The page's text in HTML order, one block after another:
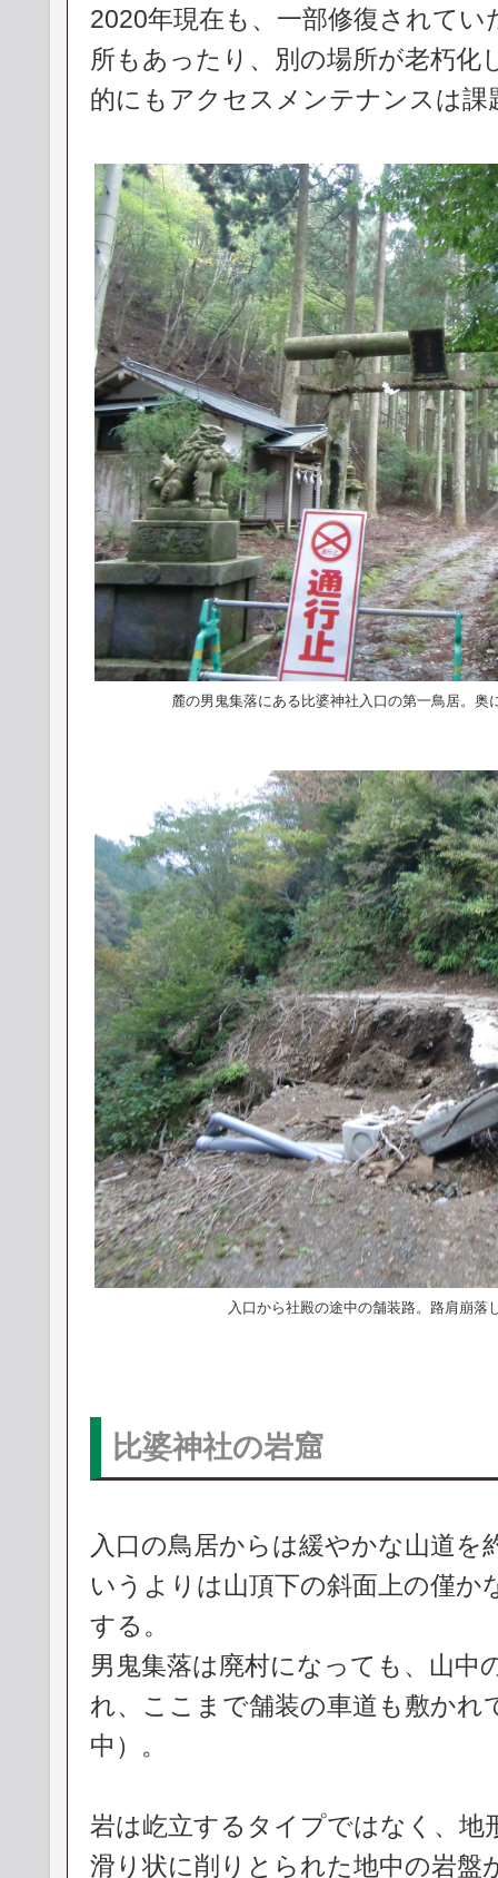
2020年現在も、一部修復されて
所もあったり、別の場所が老朽化
的にもアクセスメンテナンスは
麓の男鬼集落にある比婆神社入口の第一鳥居。奥
入口から社殿の途中の舗装路。路肩崩落
比婆神社の岩窟
入口の鳥居からは緩やかな山道を
いうよりは山頂下の斜面上の僅か
する。
男鬼集落は廃村になっても、山中
れ、ここまで舗装の車道も敷かれ
中）。
岩は屹立するタイプではなく、地
滑り状に削りとられた地中の岩盤